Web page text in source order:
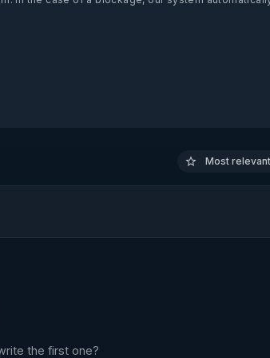
Most
the first one?